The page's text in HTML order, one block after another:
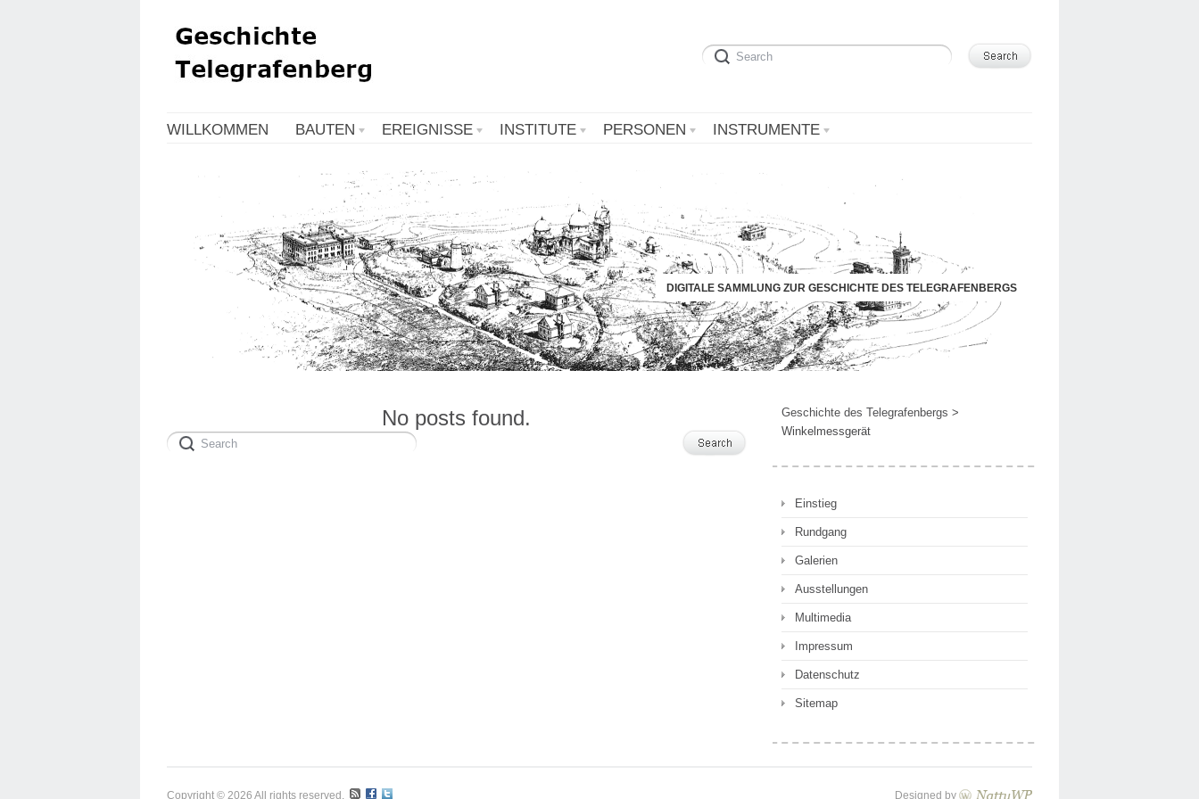
WILLKOMMEN BAUTEN EREIGNISSE INSTITUTE PERSONEN INSTRUMENTE
DIGITALE SAMMLUNG ZUR GESCHICHTE DES TELEGRAFENBERGS
No posts found. Geschichte des Telegrafenbergs >
Winkelmessgerät
Einstieg
Rundgang
Galerien
Ausstellungen
Multimedia
Impressum
Datenschutz
Sitemap
Copyright © 2026 All rights reserved. Designed by